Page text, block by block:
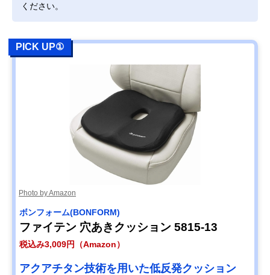
ください。
PICK UP①
Photo by Amazon
ボンフォーム(BONFORM)
ファイテン 穴あきクッション 5815-13
税込み3,009円（Amazon）
アクアチタン技術を用いた低反発クッション